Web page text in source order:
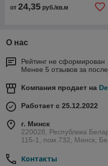
от 24,35 руб./кв.м
О нас
Рейтинг не сформирован
Менее 5 отзывов за
Компания продает на
Работает с 25.12.2022
г. Минск
220028, Республика
115-1, пом.732, Минск,
Контакты